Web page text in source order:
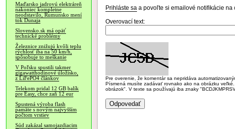
Maďarsko jadrovú elektráreň
nakoniec kompletne
neodstavilo, Rumunsko mení
tok Dunaja
Slovensko.sk má opäť
technické problémy
Železnice znižujú kvôli teplu
rýchlosť iba na 50 km/h,
spôsobuje to meškanie
V Poľsku spustili takmer
gigawatthodinové úložisko,
z LiFePO4 článkov
Telekom pridal 12 GB balík
pre Easy, chce zaň 12 eur
Spustená výroba flash
pamäte s novým najvyšším
počtom vrstiev
Súd zakázal samojazdiacim
Prihláste sa a povoľte si emailové notifikácie na
Overovací text:
Pre overenie, že komentár sa nepridáva
Písmená musíte zadávať rovnako ako na obrázku
obrázok". V texte sa používajú iba znaky